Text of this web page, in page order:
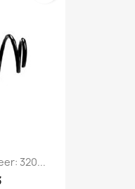
320...